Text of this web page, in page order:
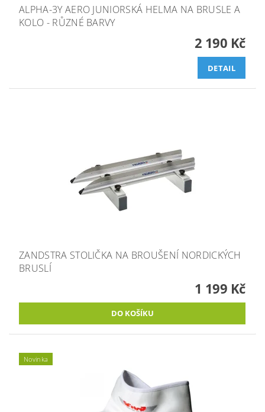
ALPHA-3Y AERO JUNIORSKÁ HELMA NA BRUSLE A
KOLO - RŮZNÉ BARVY
2 190 Kč
DETAIL
ZANDSTRA STOLIČKA NA BROUŠENÍ NORDICKÝCH
BRUSLÍ
1 199 Kč
Novinka